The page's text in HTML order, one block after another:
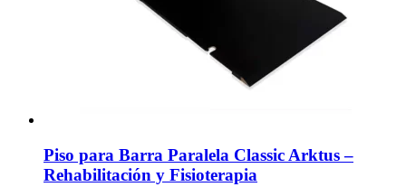
Piso para Barra Paralela Classic Arktus –
Rehabilitación y Fisioterapia